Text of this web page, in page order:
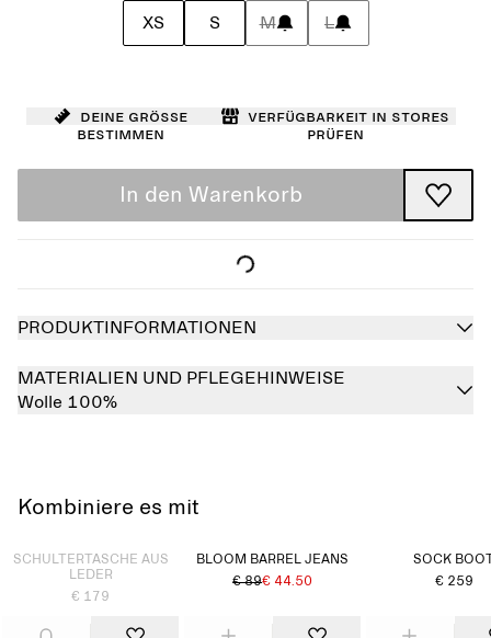
XS S M L
Deine Größe
bestimmen
Verfügbarkeit in Stores
prüfen
In den Warenkorb
PRODUKTINFORMATIONEN
MATERIALIEN UND PFLEGEHINWEISE
Wolle 100%
Kombiniere es mit
SCHULTERTASCHE AUS
LEDER
€ 179
BLOOM BARREL JEANS
€ 89€ 44.50
SOCK
€ 259